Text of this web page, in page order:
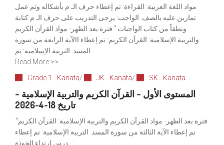
مواد اللغة العربية: القراءة: تم إعطاء حرف الـ م بأشكاله وتم عمل
تمارين عليه بالصف. الواجب: يرجى التدريب على حرف الـ م كتابة
ونطقاً من كتاب الواجبات. ً فترة بعد الظهر- مواد القرآن الكريم
والتربية الإسلامية: القرآن الكريم: تم إعطاء االآية الرابعة من سورة
المسد. التربية الإسلامية: تم
Read More >>
Grade 1 - Kanata/ JK - Kanata/ SK - Kanata
المستوى الأول – القرآن الكريم والتربية الإسلامية –
تاريخ 18-4-2026
ً فترة بعد الظهر- مواد القرآن الكريم والتربية الإسلامية: القرآن الكريم:
تم إعطاء الآية الثالثة من سورة المسد. التربية الإسلامية: تم إعطاء